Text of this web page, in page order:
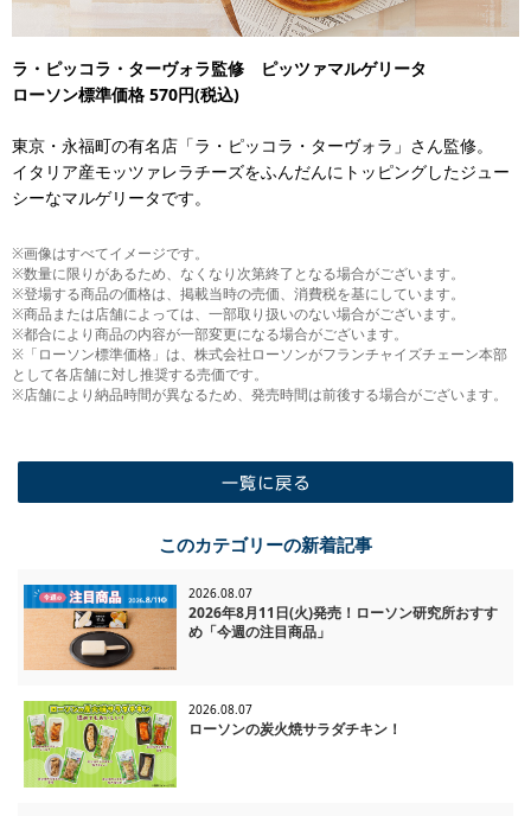
ラ・ピッコラ・ターヴォラ監修 ピッツァマルゲリータ
ローソン標準価格 570円(税込)
東京・永福町の有名店「ラ・ピッコラ・ターヴォラ」さん監修。
イタリア産モッツァレラチーズをふんだんにトッピングしたジュー
シーなマルゲリータです。
※画像はすべてイメージです。
※数量に限りがあるため、なくなり次第終了となる場合がございます。
※登場する商品の価格は、掲載当時の売価、消費税を基にしています。
※商品または店舗によっては、一部取り扱いのない場合がございます。
※都合により商品の内容が一部変更になる場合がございます。
※「ローソン標準価格」は、株式会社ローソンがフランチャイズチェーン本部
として各店舗に対し推奨する売価です。
※店舗により納品時間が異なるため、発売時間は前後する場合がございます。
このカテゴリーの新着記事
2026.08.07
2026年8月11日(火)発売！ローソン研究所おすす
め「今週の注目商品」
2026.08.07
ローソンの炭火焼サラダチキン！